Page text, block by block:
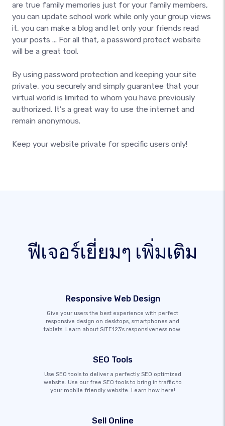
are true family memories just for your family members,
you can update school work while only your group views
it, you can make a blog and let only your friends read
your posts ... For all that, a password protect website
will be a great tool.
By using password protection and keeping your site
private, you securely and simply guarantee that your
virtual world is limited to whom you have previously
authorized. It's a great way to use the internet and
remain anonymous.
Keep your website private for specific users only!
ฟีเจอร์เยี่ยมๆ เพิ่มเติม
Responsive Web Design
Give your users the best experience with perfect
responsive design on desktops, smartphones and
tablets. Learn about SITE123's responsiveness now.
SEO Tools
Use SEO tools to deliver a perfectly SEO optimized
website. Use our free SEO tools to bring in traffic to
your mobile friendly website. Learn how here!
Sell Online